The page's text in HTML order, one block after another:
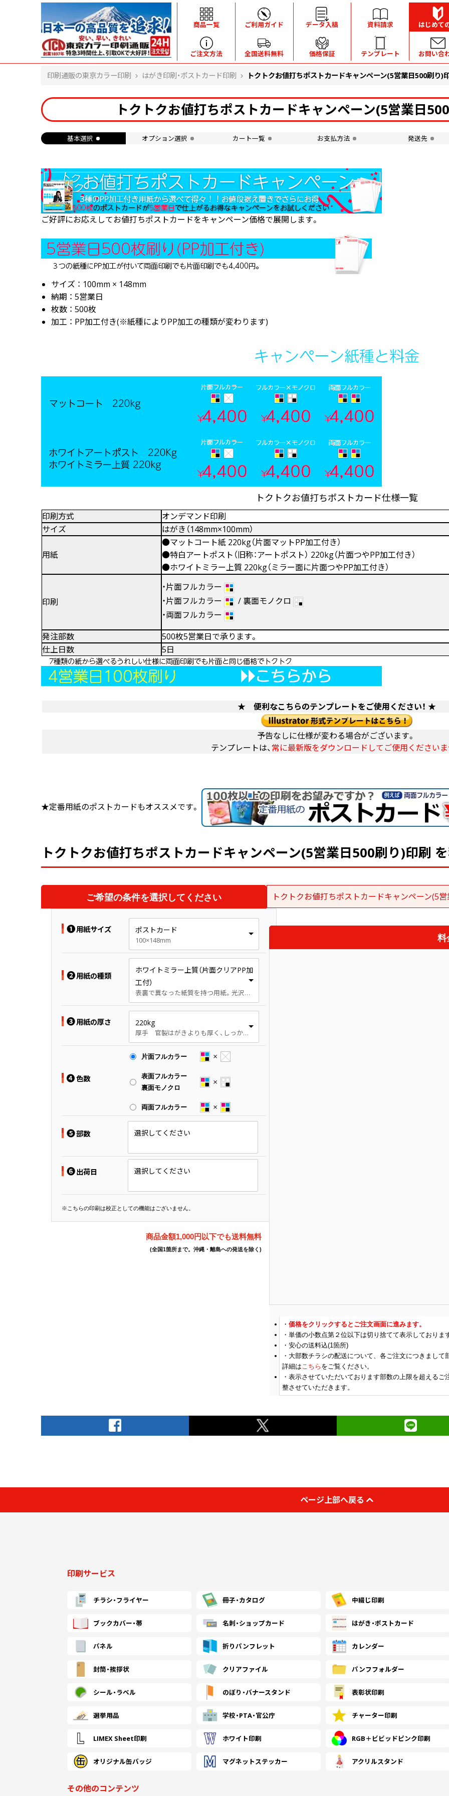
商品一覧
ご注文方法
ご利用ガイド
全国送料無料
データ入稿
価格保証
資料請求
テンプレート
はじめて
お問い合
印刷通販の東京カラー印刷 はがき印刷・ポストカード印刷 トクトクお値打ちポストカードキャンペーン(5営業日500刷り)
トクトクお値打ちポストカードキャンペーン(5営業日
基本選択 オプション選択 カート一覧 お支払方法 発送先
ご好評にお応えしてお値打ちポストカードをキャンペーン価格で展開します。
サイズ ： 100mm × 148mm
納期 ： 5営業日
枚数 ： 500枚
加工 ： PP加工付き(※紙種によりPP加工の種類が変わります)
トクトクお値打ちポストカード仕様一覧
印刷方式
オンデマンド印刷
サイズ
はがき（148mm×100mm）
用紙
●マットコート紙 220kg（片面マットPP加工付き）
●特白アートポスト（旧称：アートポスト） 220kg（片面つやPP加工付き）
●ホワイトミラー上質 220kg（ミラー面に片面つやPP加工付き）
印刷
・片面フルカラー
・片面フルカラー
/ 裏面モノクロ
・両面フルカラー
発注部数
500枚5営業日で承ります。
仕上日数
5日
★ 便利なこちらのテンプレートをご使用ください！ ★
予告なしに仕様が変わる場合がございます。
テンプレートは、 常に最新版をダウンロードしてご使用くださいま
★定番用紙のポストカードもオススメです。
トクトクお値打ちポストカードキャンペーン(5営業日500刷り)印刷
ご希望の条件を選択してください
❶用紙サイズ ポストカード
100×148mm
❷用紙の種類
ホワイトミラー上質（片面クリアPP加
工付）
表裏で異なった紙質を持つ用紙。光沢が強く発色が良いミラー面と、筆記性に優れた上質面を併せ持つ用紙です。ミラー面にクリアPPをかけます。
❸用紙の厚さ 220kg
厚手 官製はがきよりも厚く、しっかりとした紙厚です。名刺・カード・本の表紙などに適しています。
❹色数
片面フルカラー
表面フルカラー
裏面モノクロ
両面フルカラー
❺部数 選択してください
❻出荷日 選択してください
※こちらの印刷は校正としての機能はございません。
商品金額1,000円以下でも送料無料
(全国1箇所まで。沖縄・離島への発送を除く)
トクトクお値打ちポストカードキャンペーン(5
料
価格をクリックするとご注文画面に進みます。
単価の小数点第２位以下は切り捨てて表示しておりま
安心の送料込(1箇所)
大部数チラシの配送について、各ご注文につきまし
詳細はこちら をご覧ください。
表示させていただいております部数の上限を超える
整させていただきます。
ページ上部へ戻る
印刷サービス
チラシ・フライヤー 冊子・カタログ 中綴じ印刷
ブックカバー・帯 名刺・ショップカード はがき・ポストカード
パネル 折りパンフレット カレンダー
封筒・挨拶状 クリアファイル パンフフォルダー
シール・ラベル のぼり・バナースタンド 表彰状印刷
選挙用品 学校・PTA・官公庁 チャーター印刷
LIMEX Sheet印刷 ホワイト印刷 RGB＋ビビッドピンク印刷
オリジナル缶バッジ マグネットステッカー アクリルスタンド
その他のコンテンツ
ヘルプ
入金・決済後、入金情報画面に反映されま
せん。
価格表にない部数の注文は可能ですか？
出荷からお届けまでの日数を教えてくださ
すか？
領収書・納品書を発行は可能ですか？
初回特典の1000ポイントを使用するに
は？
見本と印刷データの比較はしてくれます
か？
画面表示操作
ユーザー登録ログイン
入稿
データ
校正・印刷
中綴じ冊子
無線綴じ冊子